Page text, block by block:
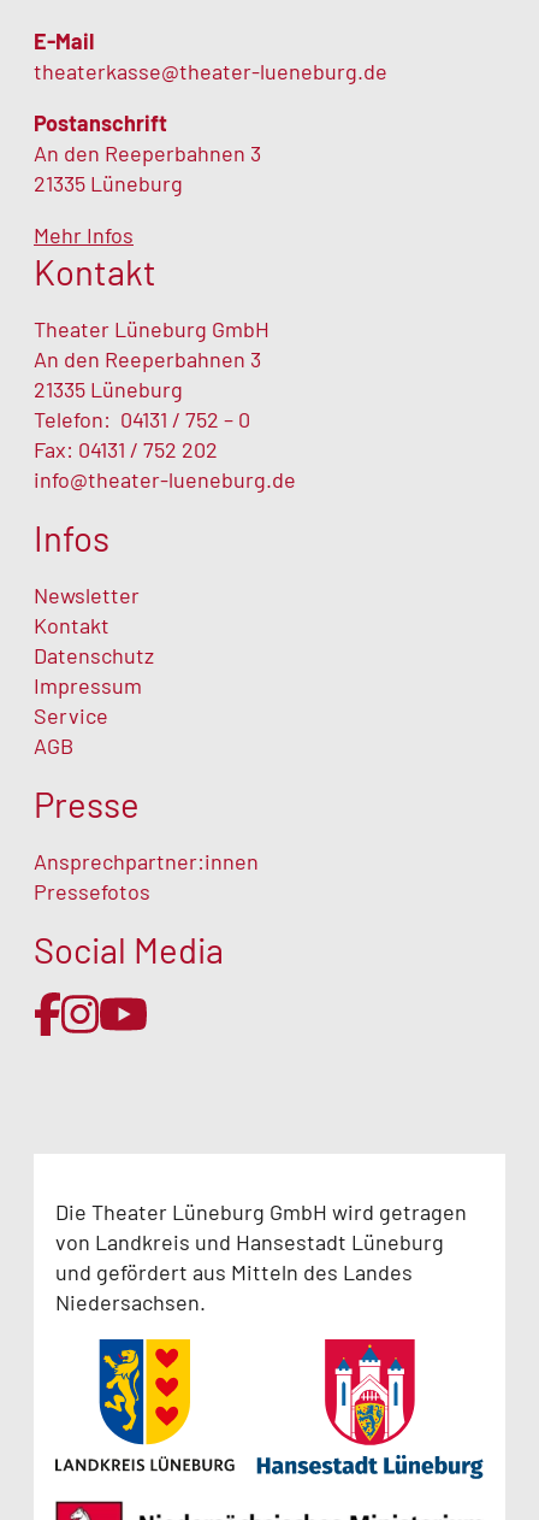
Materialmappe zu „Fame“
Materialmappe
Aufstand üben“
Stadtmusikanten“
E-Mail
theaterkasse@theater-lueneburg.de
Postanschrift
An den Reeperbahnen 3
21335 Lüneburg
Mehr Infos
Kontakt
Theater Lüneburg GmbH
An den Reeperbahnen 3
21335 Lüneburg
Telefon: 04131 / 752 – 0
Fax: 04131 / 752 202
info@theater-lueneburg.de
Infos
Newsletter
Kontakt
Datenschutz
Impressum
Service
AGB
Presse
Ansprechpartner:innen
Pressefotos
Social Media
Die Theater Lüneburg GmbH wird getragen
von Landkreis und Hansestadt Lüneburg
und gefördert aus Mitteln des Landes
Niedersachsen.